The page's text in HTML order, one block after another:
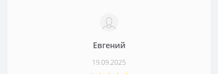
Евгений
19.09.2025